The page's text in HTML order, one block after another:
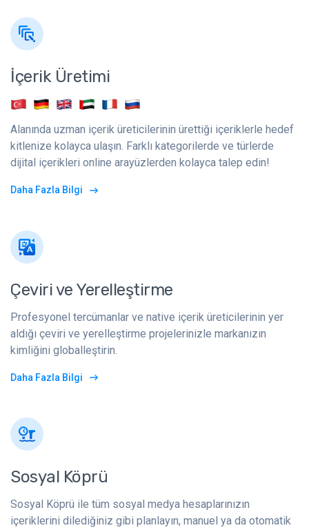
İçerik Üretimi
Alanında uzman içerik üreticilerinin ürettiği içeriklerle hedef
kitlenize kolayca ulaşın. Farklı kategorilerde ve türlerde
dijital içerikleri online arayüzlerden kolayca talep edin!
Daha Fazla Bilgi
Çeviri ve Yerelleştirme
Profesyonel tercümanlar ve native içerik üreticilerinin yer
aldığı çeviri ve yerelleştirme projelerinizle markanızın
kimliğini globalleştirin.
Daha Fazla Bilgi
Sosyal Köprü
Sosyal Köprü ile tüm sosyal medya hesaplarınızın
içeriklerini dilediğiniz gibi planlayın, manuel ya da otomatik